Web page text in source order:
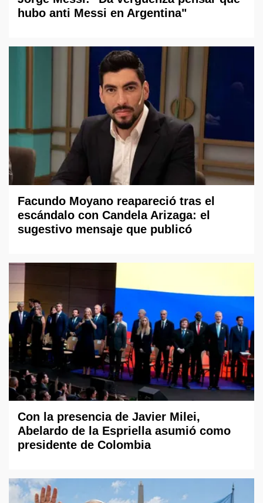
hubo anti Messi en Argentina"
Facundo Moyano reapareció tras el
escándalo con Candela Arizaga: el
sugestivo mensaje que publicó
Con la presencia de Javier Milei,
Abelardo de la Espriella asumió como
presidente de Colombia